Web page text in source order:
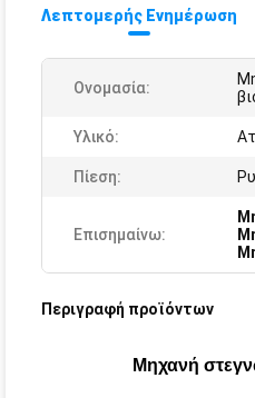
Λεπτομερής Ενημέρωση
Ονομασία:
Υλικό:
Πίεση:
Επισημαίνω:
Περιγραφή προϊόντων
Μηχανή